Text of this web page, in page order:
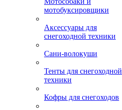
мотобуксировщики
Аксессуары для
снегоходной техники
Сани-волокуши
Тенты для снегоходной
техники
Кофры для снегоходов